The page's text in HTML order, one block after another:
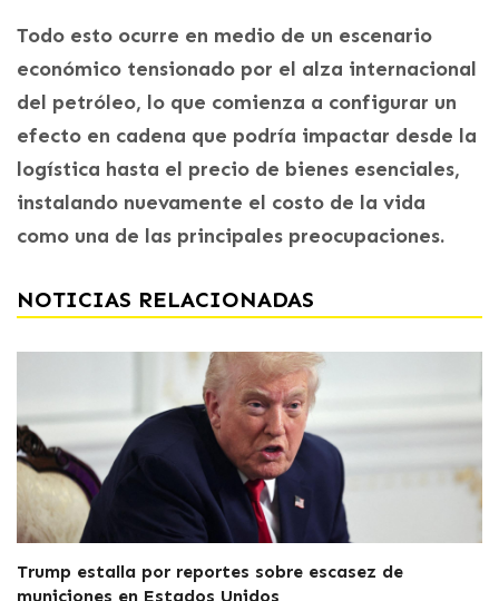
Todo esto ocurre en medio de un escenario
económico tensionado por el alza internacional
del petróleo, lo que comienza a configurar un
efecto en cadena que podría impactar desde la
logística hasta el precio de bienes esenciales,
instalando nuevamente el costo de la vida
como una de las principales preocupaciones.
NOTICIAS RELACIONADAS
Trump estalla por reportes sobre escasez de
municiones en Estados Unidos